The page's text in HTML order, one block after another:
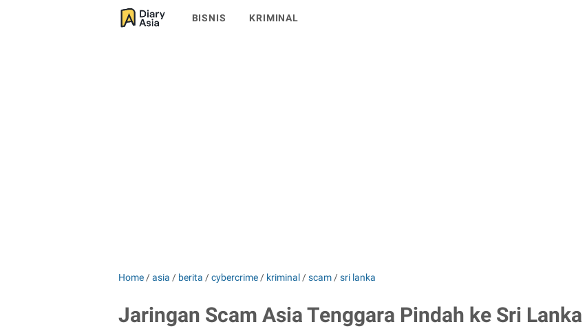
BISNIS KRIMINAL
Home /asia / berita /cybercrime / kriminal /scam /sri lanka
Jaringan Scam Asia Tenggara Pindah ke Sri Lanka